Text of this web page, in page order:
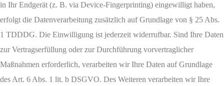
in Ihr Endgerät (z. B. via Device-Fingerprinting) eingewilligt haben,
erfolgt die Datenverarbeitung zusätzlich auf Grundlage von § 25 Abs.
1 TDDDG. Die Einwilligung ist jederzeit widerrufbar. Sind Ihre Daten
zur Vertragserfüllung oder zur Durchführung vorvertraglicher
Maßnahmen erforderlich, verarbeiten wir Ihre Daten auf Grundlage
des Art. 6 Abs. 1 lit. b DSGVO. Des Weiteren verarbeiten wir Ihre